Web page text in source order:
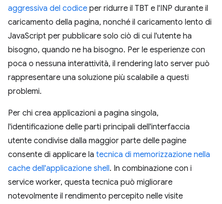
aggressiva del codice per ridurre il TBT e l'INP durante il
caricamento della pagina, nonché il caricamento lento di
JavaScript per pubblicare solo ciò di cui l'utente ha
bisogno, quando ne ha bisogno. Per le esperienze con
poca o nessuna interattività, il rendering lato server può
rappresentare una soluzione più scalabile a questi
problemi.
Per chi crea applicazioni a pagina singola,
l'identificazione delle parti principali dell'interfaccia
utente condivise dalla maggior parte delle pagine
consente di applicare la tecnica di memorizzazione nella
cache dell'applicazione shell. In combinazione con i
service worker, questa tecnica può migliorare
notevolmente il rendimento percepito nelle visite